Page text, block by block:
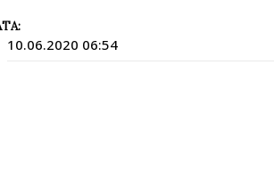
10.06.2020 06:54